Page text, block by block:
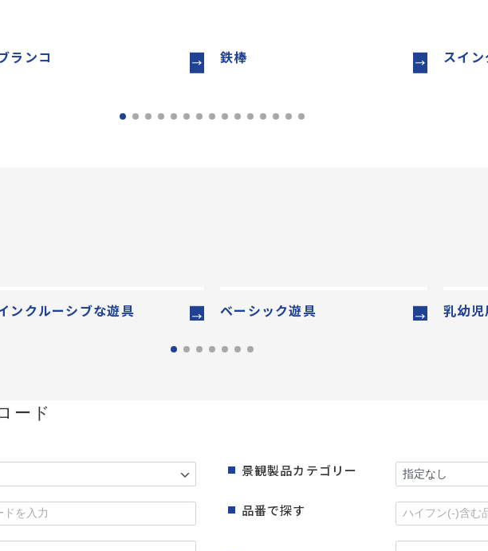
ランコ 鉄棒 スイ
ンクルーシブな遊具 ベーシック遊具 乳幼
ード
景観製品カテゴリー
品番で探す